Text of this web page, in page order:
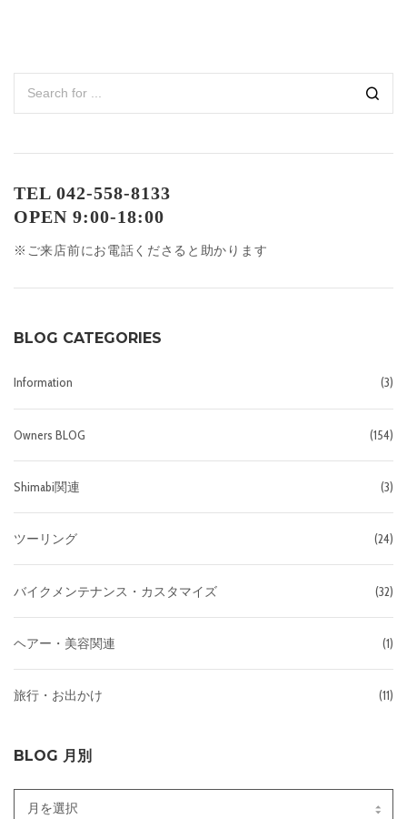
TEL 042-558-8133
OPEN 9:00-18:00
※ご来店前にお電話くださると助かります
BLOG CATEGORIES
Information (3)
Owners BLOG (154)
Shimabi関連 (3)
ツーリング (24)
バイクメンテナンス・カスタマイズ (32)
ヘアー・美容関連 (1)
旅行・お出かけ (11)
BLOG 月別
Blog